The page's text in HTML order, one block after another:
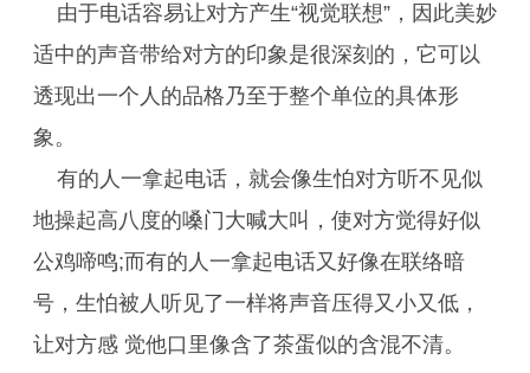
由于电话容易让对方产生“视觉联想”，因此美妙
适中的声音带给对方的印象是很深刻的，它可以
透现出一个人的品格乃至于整个单位的具体形
象。
有的人一拿起电话，就会像生怕对方听不见似
地操起高八度的嗓门大喊大叫，使对方觉得好似
公鸡啼鸣;而有的人一拿起电话又好像在联络暗
号，生怕被人听见了一样将声音压得又小又低，
让对方感 觉他口里像含了茶蛋似的含混不清。